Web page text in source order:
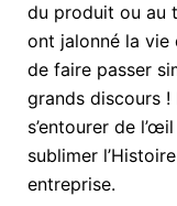
du produit ou au
ont jalonné la vie
de faire passer
grands discours
s’entourer de
sublimer
entreprise.